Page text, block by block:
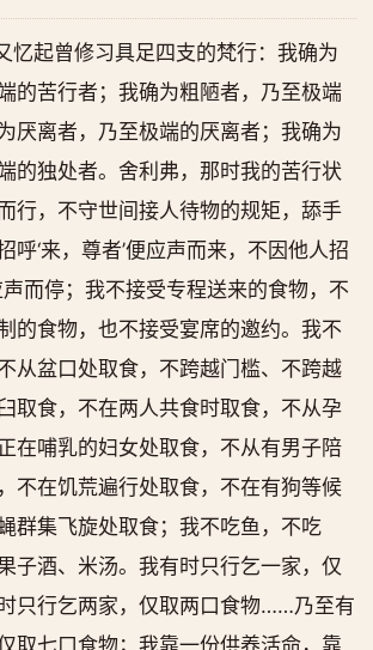
忆起曾修习具足四支的梵行：我确为
的苦行者；我确为粗陋者，乃至极端
厌离者，乃至极端的厌离者；我确为
的独处者。舍利弗，那时我的苦行状
行，不守世间接人待物的规矩，舔手
呼‘来，尊者’便应声而来，不因他人招
声而停；我不接受专程送来的食物，不
的食物，也不接受宴席的邀约。我不
从盆口处取食，不跨越门槛、不跨越
取食，不在两人共食时取食，不从孕
在哺乳的妇女处取食，不从有男子陪
不在饥荒遍行处取食，不在有狗等候
群集飞旋处取食；我不吃鱼，不吃
子酒、米汤。我有时只行乞一家，仅
只行乞两家，仅取两口食物……乃至有
取七口食物；我靠一份供养活命，靠